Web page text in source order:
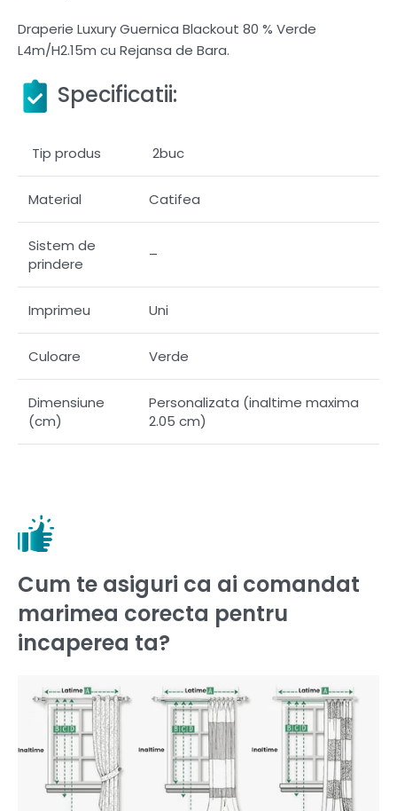
Draperie Luxury Guernica Blackout 80 % Verde
L4m/H2.15m cu Rejansa de Bara.
Specificatii:
Tip produs 2buc
Material Catifea
Sistem de
prindere
–
Imprimeu Uni
Culoare Verde
Dimensiune
(cm)
Personalizata (inaltime maxima
2.05 cm)
Cum te asiguri ca ai comandat
marimea corecta pentru
incaperea ta?